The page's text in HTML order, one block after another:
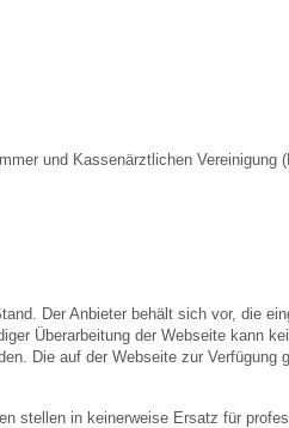
und Kassenärztlichen Vereinigung
Der Anbieter behält sich vor, die
Überarbeitung der Webseite kann
Die auf der Webseite zur Verfügung
stellen in keinerweise Ersatz für